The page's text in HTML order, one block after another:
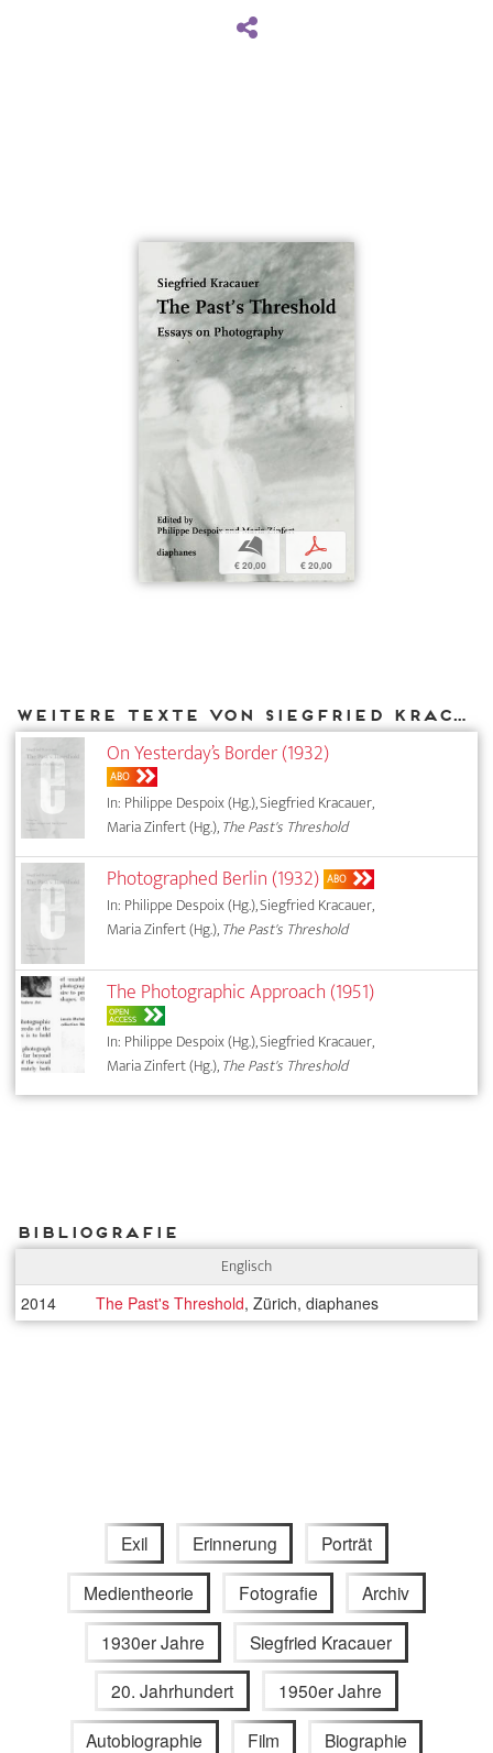
b
€ 20,00
p
€ 20,00
Weitere Texte von Siegfried Kracauer bei DIAPHANES
On Yesterday’s Border (1932)
ABO
In: Philippe Despoix (Hg.), Siegfried Kracauer,
Maria Zinfert (Hg.),The Past's Threshold
Photographed Berlin (1932) ABO
In: Philippe Despoix (Hg.), Siegfried Kracauer,
Maria Zinfert (Hg.),The Past's Threshold
The Photographic Approach (1951)
OPEN
ACCESS
In: Philippe Despoix (Hg.), Siegfried Kracauer,
Maria Zinfert (Hg.),The Past's Threshold
Bibliografie
Englisch
2014 The Past's Threshold, Zürich, diaphanes
Exil Erinnerung Porträt
Medientheorie Fotografie Archiv
1930er Jahre Siegfried Kracauer
20. Jahrhundert 1950er Jahre
Autobiographie Film Biographie